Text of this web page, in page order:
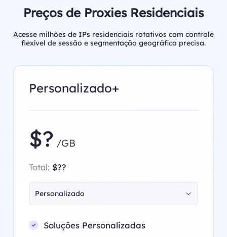
Preços de Proxies Residenciais
Acesse milhões de IPs residenciais rotativos com controle
flexível de sessão e segmentação geográfica precisa.
Personalizado+
$? /GB
Total: $??
Personalizado
Soluções Personalizadas